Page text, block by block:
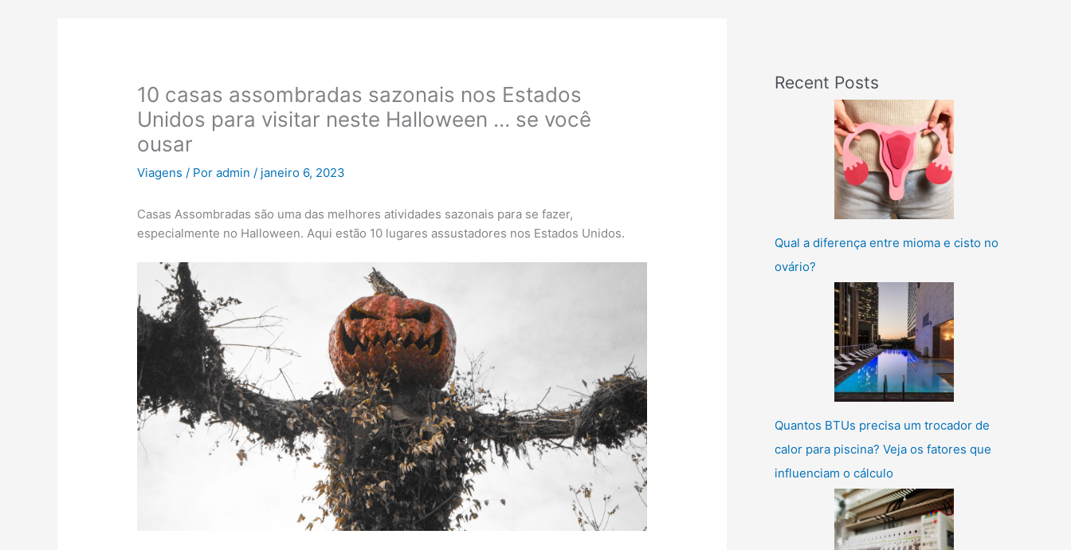
10 casas assombradas sazonais nos Estados
Unidos para visitar neste Halloween … se você
ousar
Viagens / Poradmin/ janeiro 6, 2023
Casas Assombradas são uma das melhores atividades sazonais para se fazer,
especialmente no Halloween. Aqui estão 10 lugares assustadores nos Estados Unidos.
Recent Posts
Qual a diferença entre mioma e cisto no
ovário?
Quantos BTUs precisa um trocador de
calor para piscina? Veja os fatores que
influenciam o cálculo